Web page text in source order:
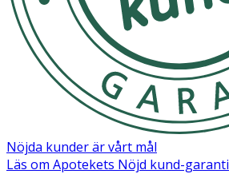
Nöjda kunder är vårt mål
Läs om Apotekets Nöjd kund-garanti